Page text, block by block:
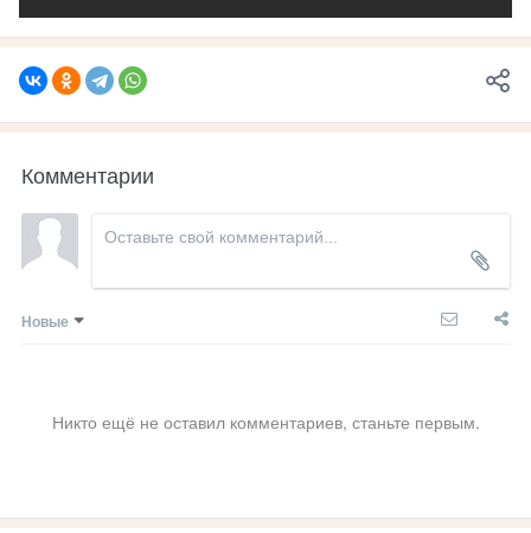
Комментарии
Новые
Никто ещё не оставил комментариев, станьте первым.